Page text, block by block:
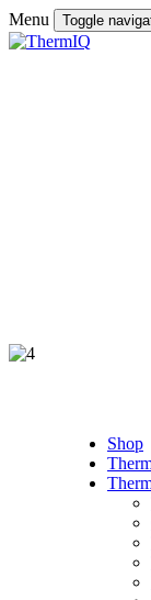
Menu Toggle
Shop